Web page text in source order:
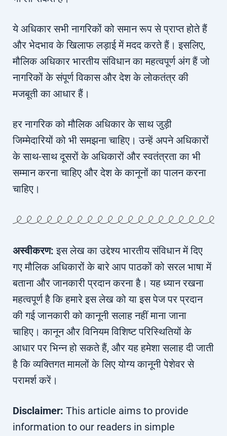
ये अधिकार सभी नागरिकों को समान रूप से प्राप्त होते हैं
और भेदभाव के खिलाफ लड़ाई में मदद करते हैं। इसलिए,
मौलिक अधिकार भारतीय संविधान का महत्वपूर्ण अंग हैं जो
नागरिकों के संपूर्ण विकास और देश के लोकतंत्र की
मजबूती का आधार हैं।
हर नागरिक को मौलिक अधिकार के साथ जुड़ी
जिम्मेदारियों को भी समझना चाहिए। उन्हें अपने अधिकारों
के साथ-साथ दूसरों के अधिकारों और स्वतंत्रता का भी
सम्मान करना चाहिए और देश के कानूनों का पालन करना
चाहिए।
अस्वीकरण: इस लेख का उद्देश्य भारतीय संविधान में दिए
गए मौलिक अधिकारों के बारे आप पाठकों को सरल भाषा में
बताना और जानकारी प्रदान करना है। यह ध्यान रखना
महत्वपूर्ण है कि हमारे इस लेख को या इस पेज पर प्रदान
की गई जानकारी को कानूनी सलाह नहीं माना जाना
चाहिए। कानून और विनियम विशिष्ट परिस्थितियों के
आधार पर भिन्न हो सकते हैं, और यह हमेशा सलाह दी जाती
है कि व्यक्तिगत मामलों के लिए योग्य कानूनी पेशेवर से
परामर्श करें।
Disclaimer: This article aims to provide
information to our readers in simple